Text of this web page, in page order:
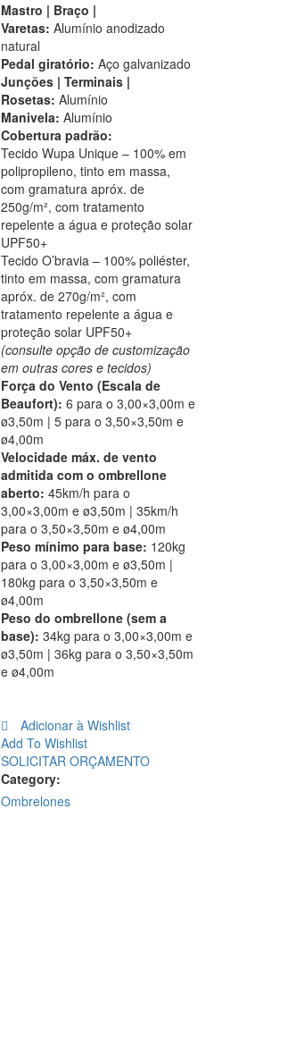
Mastro | Braço |
Varetas:Alumínio anodizado
natural
Pedal giratório:Aço galvanizado
Junções | Terminais |
Rosetas: Alumínio
Manivela:Alumínio
Cobertura padrão:
Tecido Wupa Unique – 100% em
polipropileno, tinto em massa,
com gramatura apróx. de
250g/m², com tratamento
repelente a água e proteção solar
UPF50+
Tecido O’bravia – 100% poliéster,
tinto em massa, com gramatura
apróx. de 270g/m², com
tratamento repelente a água e
proteção solar UPF50+
(consulte opção de customização
em outras cores e tecidos)
Força do Vento (Escala de
Beaufort): 6 para o 3,00×3,00m e
ø3,50m | 5 para o 3,50×3,50m e
ø4,00m
Velocidade máx. de vento
admitida com o ombrellone
aberto:45km/h para o
3,00×3,00m e ø3,50m | 35km/h
para o 3,50×3,50m e ø4,00m
Peso mínimo para base: 120kg
para o 3,00×3,00m e ø3,50m |
180kg para o 3,50×3,50m e
ø4,00m
Peso do ombrellone (sem a
base):34kg para o 3,00×3,00m e
ø3,50m | 36kg para o 3,50×3,50m
e ø4,00m
Adicionar à Wishlist
Add To Wishlist
SOLICITAR ORÇAMENTO
Category:
Ombrelones